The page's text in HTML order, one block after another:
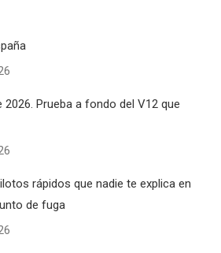
2026. Prueba a fondo del V12 que
rápidos que nadie te explica en
de fuga